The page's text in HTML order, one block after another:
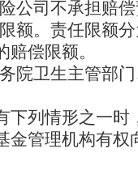
公司不承担赔偿
额。责任限额
偿限额。
院卫生主管部
列情形之一时
管理机构有权